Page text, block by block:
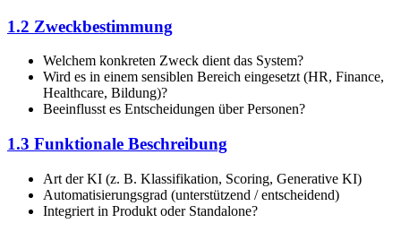
1.2 Zweckbestimmung
Welchem konkreten Zweck dient das System?
Wird es in einem sensiblen Bereich eingesetzt (HR, Finance,
Healthcare, Bildung)?
Beeinflusst es Entscheidungen über Personen?
1.3 Funktionale Beschreibung
Art der KI (z. B. Klassifikation, Scoring, Generative KI)
Automatisierungsgrad (unterstützend / entscheidend)
Integriert in Produkt oder Standalone?